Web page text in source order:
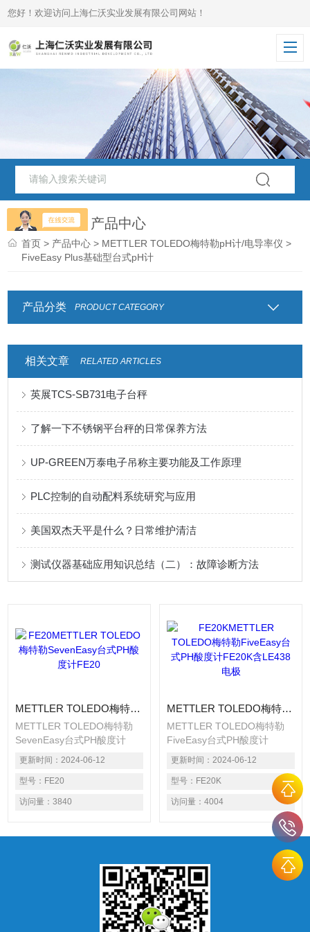
您好！欢迎访问上海仁沃实业发展有限公司网站！
PRODUCTS 产品中心
首页 > 产品中心 > METTLER TOLEDO梅特勒pH计/电导率仪 >
FiveEasy Plus基础型台式pH计
产品分类 PRODUCT CATEGORY
相关文章 RELATED ARTICLES
英展TCS-SB731电子台秤
了解一下不锈钢平台秤的日常保养方法
UP-GREEN万泰电子吊称主要功能及工作原理
PLC控制的自动配料系统研究与应用
美国双杰天平是什么？日常维护清洁
测试仪器基础应用知识总结（二）：故障诊断方法
METTLER TOLEDO梅特勒SevenEasy台式PH酸度计FE20
METTLER TOLEDO梅特勒
SevenEasy台式PH酸度计
FE20 Five系列台式pH计是
Delta320的升级版。FE20K含
FiveEasy Plus pH主机，
LE438电极、电极支架、缓冲
液等 产品介绍? 可一键完成校
换；? 校准方式方便灵活，可
更新时间： 2024-06-12
型号： FE20
访问量： 3840
METTLER TOLEDO梅特勒FiveEasy台式PH酸度计FE20K含LE438电极
METTLER TOLEDO梅特勒
FiveEasy台式PH酸度计
FE20K含LE438电极Five系列
台式pH计是Delta320的升级
版。FE20K含FiveEasy Plus
pH主机，LE438电极、电极
支架、缓冲液等 产品介绍• 可
一键完成校准、测量以及测量
模式的切换；• 校准方式方便
灵活，可选择1点、2点或3点
校准，自动识别缓冲液；
更新时间： 2024-06-12
型号： FE20K
访问量： 4004